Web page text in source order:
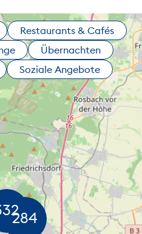
Restaurants & Cafés
Übernachten
Soziale Angebote